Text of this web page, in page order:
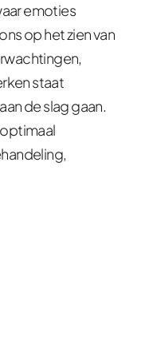
emoties
op het zien van
staat
de slag gaan.